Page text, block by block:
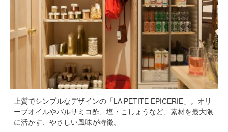
上質でシンプルなデザインの「LA PETITE EPICERIE」。オリ
ーブオイルやバルサミコ酢、塩・こしょうなど、素材を最大限
に活かす、やさしい風味が特徴。